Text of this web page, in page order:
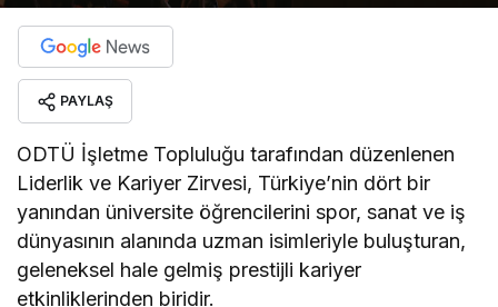
PAYLAŞ
ODTÜ İşletme Topluluğu tarafından düzenlenen
Liderlik ve Kariyer Zirvesi, Türkiye’nin dört bir
yanından üniversite öğrencilerini spor, sanat ve iş
dünyasının alanında uzman isimleriyle buluşturan,
geleneksel hale gelmiş prestijli kariyer
etkinliklerinden biridir.